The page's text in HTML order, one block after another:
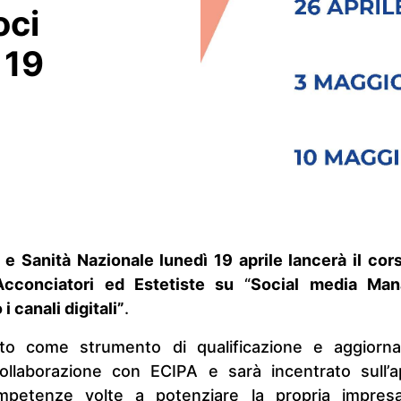
e Sanità Nazionale lunedì 19 aprile lancerà il
ed Estetiste su “Social media
canali digitali”.
come strumento di qualificazione e
con ECIPA e sarà incentrato
volte a potenziare la propria